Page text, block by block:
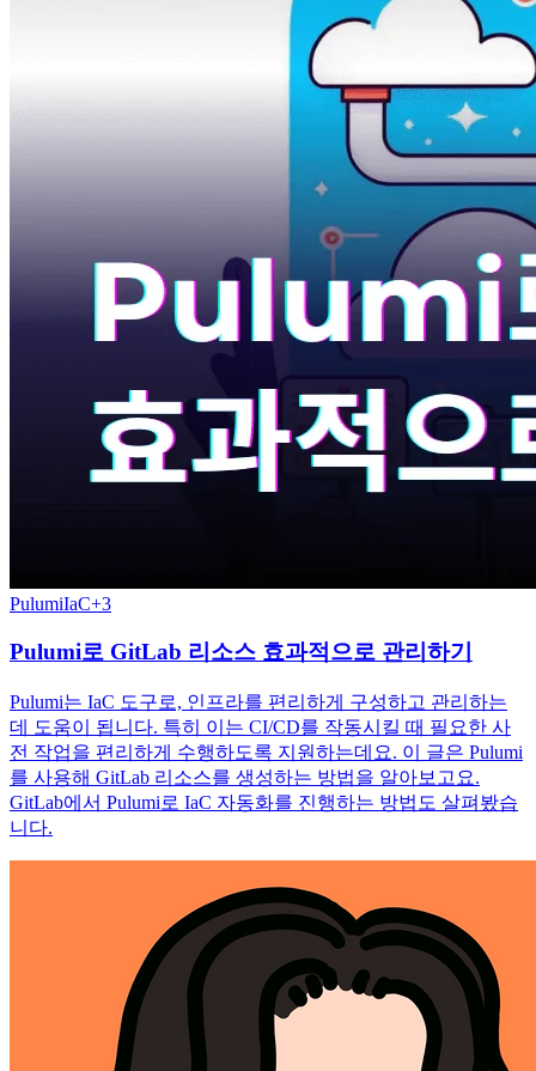
PulumiIaC+3
Pulumi로 GitLab 리소스 효과적으로 관리하기
Pulumi는 IaC 도구로, 인프라를 편리하게 구성하고 관리하는
데 도움이 됩니다. 특히 이는 CI/CD를 작동시킬 때 필요한 사
전 작업을 편리하게 수행하도록 지원하는데요. 이 글은 Pulumi
를 사용해 GitLab 리소스를 생성하는 방법을 알아보고요.
GitLab에서 Pulumi로 IaC 자동화를 진행하는 방법도 살펴봤습
니다.